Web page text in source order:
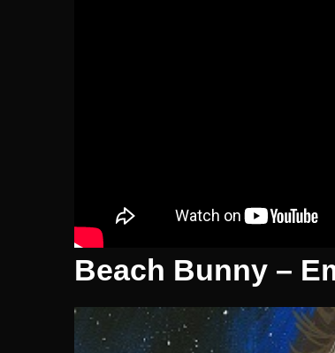
Beach Bunny –